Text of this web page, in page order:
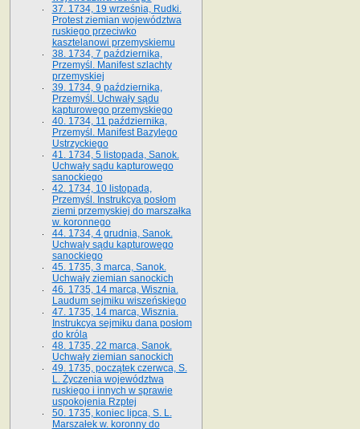
37. 1734, 19 września, Rudki.
Protest ziemian województwa
ruskiego przeciwko
kasztelanowi przemyskiemu
38. 1734, 7 października,
Przemyśl. Manifest szlachty
przemyskiej
39. 1734, 9 października,
Przemyśl. Uchwały sądu
kapturowego przemyskiego
40. 1734, 11 października,
Przemyśl. Manifest Bazylego
Ustrzyckiego
41. 1734, 5 listopada, Sanok.
Uchwały sądu kapturowego
sanockiego
42. 1734, 10 listopada,
Przemyśl. Instrukcya posłom
ziemi przemyskiej do marszałka
w. koronnego
44. 1734, 4 grudnia, Sanok.
Uchwały sądu kapturowego
sanockiego
45. 1735, 3 marca, Sanok.
Uchwały ziemian sanockich
46. 1735, 14 marca, Wisznia.
Laudum sejmiku wiszeńskiego
47. 1735, 14 marca, Wisznia.
Instrukcya sejmiku dana posłom
do króla
48. 1735, 22 marca, Sanok.
Uchwały ziemian sanockich
49. 1735, początek czerwca, S.
L. Życzenia województwa
ruskiego i innych w sprawie
uspokojenia Rzptej
50. 1735, koniec lipca, S. L.
Marszałek w. koronny do